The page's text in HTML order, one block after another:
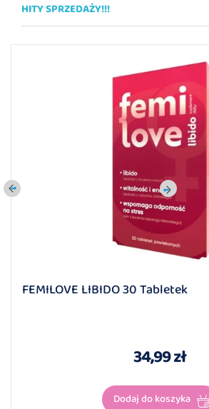
HITY SPRZEDAŻY!!!
FEMILOVE LIBIDO 30 Tabletek
34,99 zł
Dodaj do koszyka